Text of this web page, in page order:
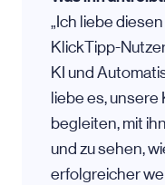
„Ich liebe
KlickTipp-
KI und
liebe es, unsere
begleiten, mit
und zu sehen,
erfolgreicher